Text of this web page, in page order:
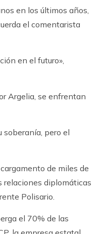
en los últimos años,
el comentarista
en el futuro»,
Argelia, se enfrentan
soberanía, pero el
de miles de
relaciones diplomáticas
Polisario.
el 70% de las